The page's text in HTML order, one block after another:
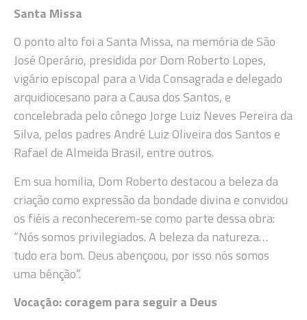
Santa Missa
O ponto alto foi a Santa Missa, na memória de São
José Operário, presidida por Dom Roberto Lopes,
vigário episcopal para a Vida Consagrada e delegado
arquidiocesano para a Causa dos Santos, e
concelebrada pelo cônego Jorge Luiz Neves Pereira da
Silva, pelos padres André Luiz Oliveira dos Santos e
Rafael de Almeida Brasil, entre outros.
Em sua homilia, Dom Roberto destacou a beleza da
criação como expressão da bondade divina e convidou
os fiéis a reconhecerem-se como parte dessa obra:
“Nós somos privilegiados. A beleza da natureza…
tudo era bom. Deus abençoou, por isso nós somos
uma bênção”.
Vocação: coragem para seguir a Deus